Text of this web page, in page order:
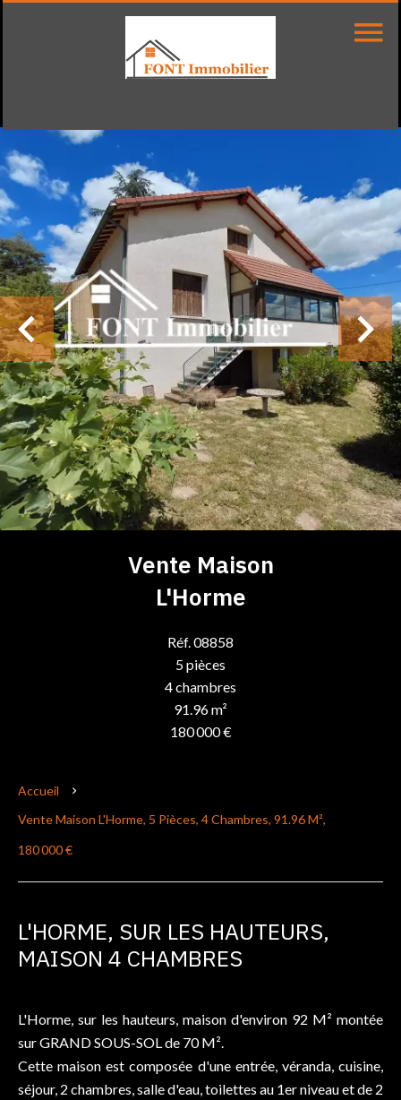
Vente Maison
L'Horme
Réf. 08858
5 pièces
4 chambres
91.96 m²
180 000 €
Accueil
Vente Maison L'Horme, 5 Pièces, 4 Chambres, 91.96 M²,
180 000 €
L'HORME, SUR LES HAUTEURS,
MAISON 4 CHAMBRES
L'Horme, sur les hauteurs, maison d'environ 92 M² montée
sur GRAND SOUS-SOL de 70 M².
Cette maison est composée d'une entrée, véranda, cuisine,
séjour, 2 chambres, salle d'eau, toilettes au 1er niveau et de 2